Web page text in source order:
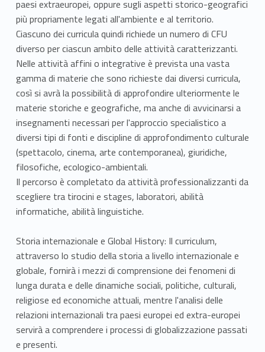
paesi extraeuropei, oppure sugli aspetti storico-geografici
più propriamente legati all'ambiente e al territorio.
Ciascuno dei curricula quindi richiede un numero di CFU
diverso per ciascun ambito delle attività caratterizzanti.
Nelle attività affini o integrative è prevista una vasta
gamma di materie che sono richieste dai diversi curricula,
così si avrà la possibilità di approfondire ulteriormente le
materie storiche e geografiche, ma anche di avvicinarsi a
insegnamenti necessari per l'approccio specialistico a
diversi tipi di fonti e discipline di approfondimento culturale
(spettacolo, cinema, arte contemporanea), giuridiche,
filosofiche, ecologico-ambientali.
Il percorso è completato da attività professionalizzanti da
scegliere tra tirocini e stages, laboratori, abilità
informatiche, abilità linguistiche.
Storia internazionale e Global History: Il curriculum,
attraverso lo studio della storia a livello internazionale e
globale, fornirà i mezzi di comprensione dei fenomeni di
lunga durata e delle dinamiche sociali, politiche, culturali,
religiose ed economiche attuali, mentre l'analisi delle
relazioni internazionali tra paesi europei ed extra-europei
servirà a comprendere i processi di globalizzazione passati
e presenti.